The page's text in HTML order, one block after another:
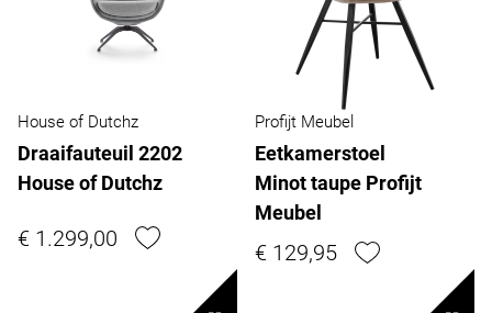
House of Dutchz
Draaifauteuil 2202
House of Dutchz
€ 1.299,00
Profijt Meubel
Eetkamerstoel
Minot taupe Profijt
Meubel
€ 129,95